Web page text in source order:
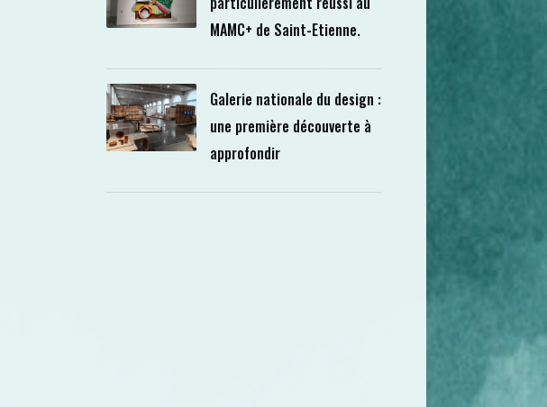
MAMC+ de Saint-Etienne.
Galerie nationale du design :
une première découverte à
approfondir